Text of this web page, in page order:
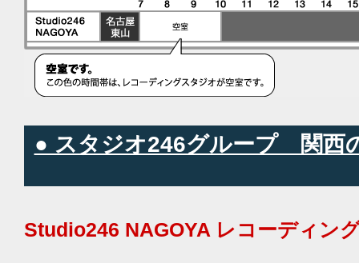
● スタジオ246グループ 関西
Studio246 NAGOYA レコーディン